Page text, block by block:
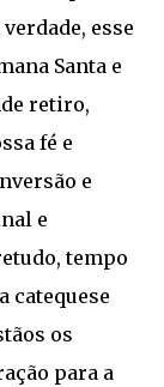
esse
Santa e
retiro,
fé e
e
e
tempo
catequese
os
para a